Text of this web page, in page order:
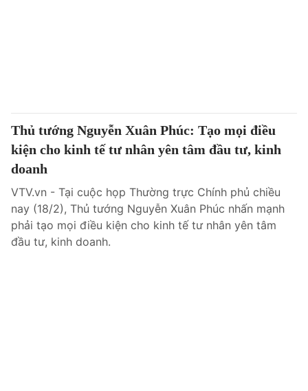
Thủ tướng Nguyễn Xuân Phúc: Tạo mọi điều
kiện cho kinh tế tư nhân yên tâm đầu tư, kinh
doanh
VTV.vn - Tại cuộc họp Thường trực Chính phủ chiều
nay (18/2), Thủ tướng Nguyễn Xuân Phúc nhấn mạnh
phải tạo mọi điều kiện cho kinh tế tư nhân yên tâm
đầu tư, kinh doanh.